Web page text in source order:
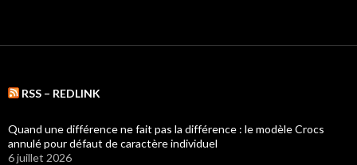
RSS – REDLINK
Quand une différence ne fait pas la différence : le modèle Crocs
annulé pour défaut de caractère individuel
6 juillet 2026